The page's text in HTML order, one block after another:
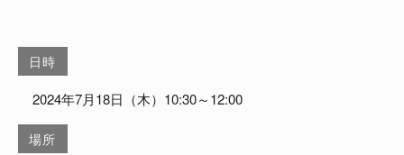
イベント情報
日時
2024年7月18日（木）10:30～12:00
場所